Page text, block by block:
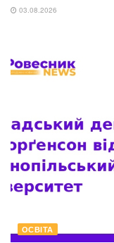
03.08.2026
ОСВІТА